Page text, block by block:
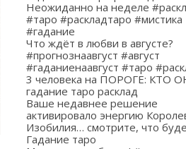
Неожиданно на неделе
#таро #раскладтаро #мистика
#гадание
Что ждёт в любви в августе?
#прогнознаавгуст #август
#гаданиенаавгуст #таро
3 человека на ПОРОГЕ: КТО
гадание таро расклад
Ваше недавнее решение
активировало энергию
Изобилия… смотрите, что
Гадание таро